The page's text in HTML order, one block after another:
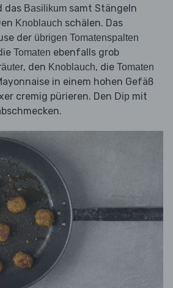
das Basilikum samt Stängeln
Knoblauch schälen. Das
der übrigen Tomatenspalten
Tomaten ebenfalls grob
, den Knoblauch, die Tomaten
in einem hohen Gefäß
cremig pürieren. Den Dip mit